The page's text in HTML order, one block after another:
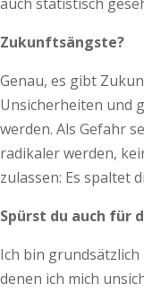
Zukunftsängste?
Genau, es gibt
Unsicherheiten und
werden. Als Gefahr
radikaler werden,
zulassen: Es spaltet
Spürst du auch für
Ich bin
denen ich mich